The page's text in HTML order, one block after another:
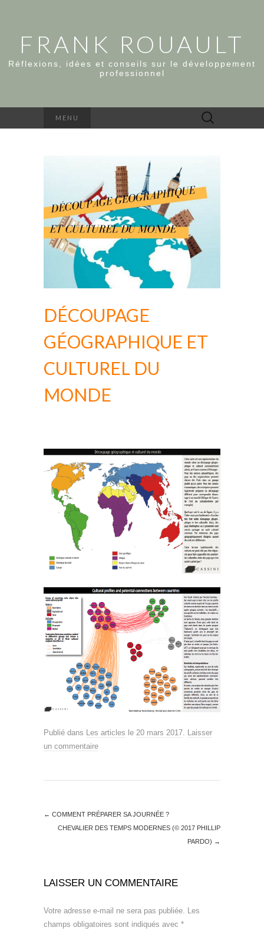
FRANK ROUAULT
Réflexions, idées et conseils sur le développement
professionnel
MENU Rechercher :
DÉCOUPAGE
GÉOGRAPHIQUE ET
CULTUREL DU
MONDE
Publié dans Les articles le 20 mars 2017
Laisser
un commentaire
← COMMENT PRÉPARER SA JOURNÉE ?
CHEVALIER DES TEMPS MODERNES (© 2017 PHILLIP
PARDO) →
LAISSER UN COMMENTAIRE
Votre adresse e-mail ne sera pas publiée.
Les
champs obligatoires sont indiqués avec *